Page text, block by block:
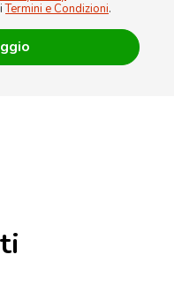
iTermini e Condizioni.